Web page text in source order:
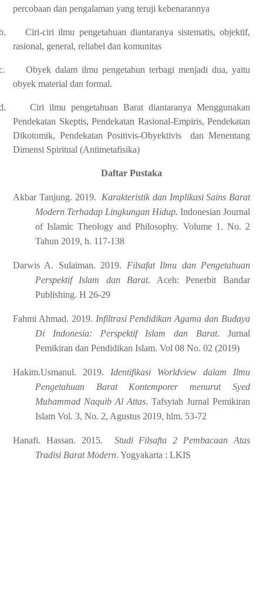
percobaan dan pengalaman yang teruji kebenarannya
Ciri-ciri ilmu pengetahuan diantaranya sistematis, objektif,
rasional, general, reliabel dan komunitas
Obyek dalam ilmu pengetahun terbagi menjadi dua, yaitu
obyek material dan formal.
Ciri ilmu pengetahuan Barat diantaranya Menggunakan
Pendekatan Skeptis, Pendekatan Rasional-Empiris, Pendekatan
Dikotomik, Pendekatan Positivis-Obyektivis dan Menentang
Dimensi Spiritual (Antimetafisika)
Daftar Pustaka
Akbar Tanjung. 2019. Karakteristik dan Implikasi Sains Barat
Modern Terhadap Lingkungan Hidup. Indonesian Journal
of Islamic Theology and Philosophy. Volume 1. No. 2
Tahun 2019, h. 117-138
Darwis A. Sulaiman. 2019. Filsafat Ilmu dan Pengetahuan
Perspektif Islam dan Barat. Aceh:Penerbit Bandar
Publishing. H 26-29
Fahmi Ahmad. 2019. Infiltrasi Pendidikan Agama dan Budaya
Di Indonesia: Perspektif Islam dan Barat. Jurnal
Pemikiran dan Pendidikan Islam. Vol 08 No. 02 (2019)
Hakim.Usmanul. 2019. Identifikasi Worldview dalam Ilmu
Pengetahuan Barat Kontemporer menurut Syed
Muhammad Naquib Al Attas. Tafsyiah Jurnal Pemikiran
Islam Vol. 3, No. 2, Agustus 2019, hlm. 53-72
Hanafi. Hassan. 2015. Studi Filsafta 2 Pembacaan Atas
Tradisi Barat Modern. Yogyakarta : LKIS